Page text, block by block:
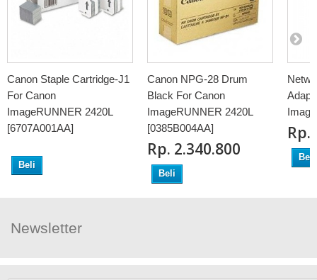
Canon Staple Cartridge-J1
For Canon
ImageRUNNER 2420L
[6707A001AA]
Beli
Canon NPG-28 Drum
Black For Canon
ImageRUNNER 2420L
[0385B004AA]
Rp‎. 2.340.800
Beli
Rp‎.
Beli
Newsletter